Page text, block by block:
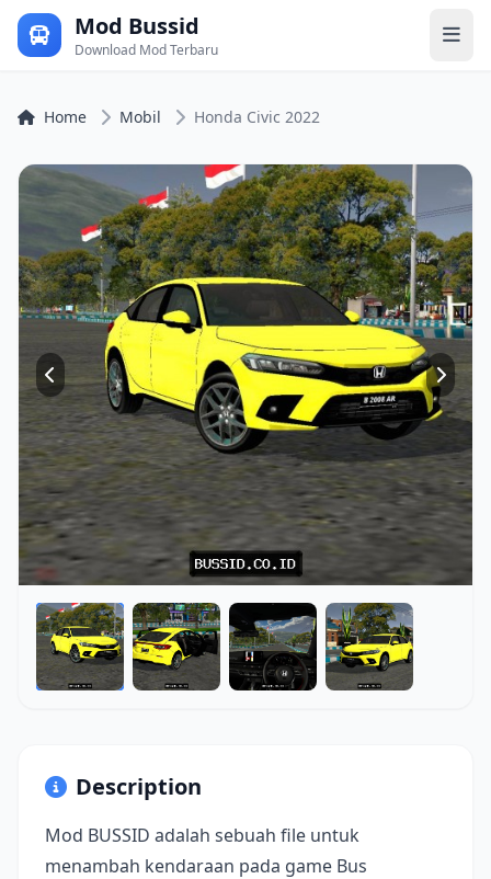
Mod Bussid
Download Mod Terbaru
Home Mobil Honda Civic 2022
Description
Mod BUSSID adalah sebuah file untuk
menambah kendaraan pada game Bus